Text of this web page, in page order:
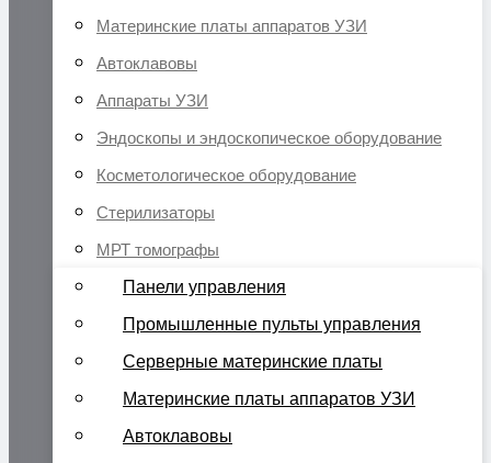
Материнские платы аппаратов УЗИ
Автоклавовы
Аппараты УЗИ
Эндоскопы и эндоскопическое оборудование
Косметологическое оборудование
Стерилизаторы
МРТ томографы
Панели управления
Промышленные пульты управления
Серверные материнские платы
Материнские платы аппаратов УЗИ
Автоклавовы